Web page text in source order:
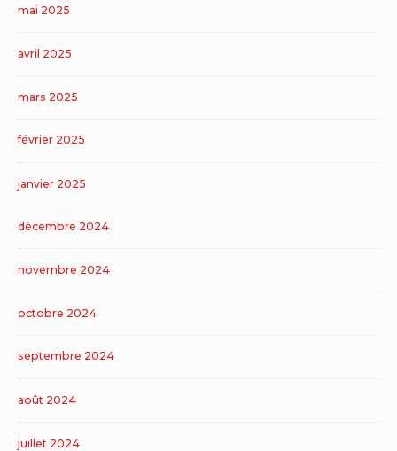
mai 2025
avril 2025
mars 2025
février 2025
janvier 2025
décembre 2024
novembre 2024
octobre 2024
septembre 2024
août 2024
juillet 2024